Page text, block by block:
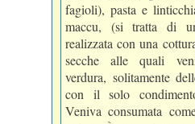
fagioli), pasta e
maccu, (si tratta di
realizzata con una
secche alle quali
verdura, solitamente
con il solo
Veniva consumata